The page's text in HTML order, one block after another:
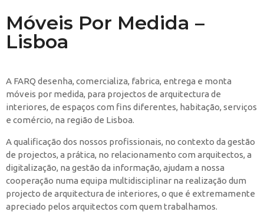
Móveis Por Medida –
Lisboa
A FARQ desenha, comercializa, fabrica, entrega e monta
móveis por medida, para projectos de arquitectura de
interiores, de espaços com fins diferentes, habitação, serviços
e comércio, na região de Lisboa.
A qualificação dos nossos profissionais, no contexto da gestão
de projectos, a prática, no relacionamento com arquitectos, a
digitalização, na gestão da informação, ajudam a nossa
cooperação numa equipa multidisciplinar na realização dum
projecto de arquitectura de interiores, o que é extremamente
apreciado pelos arquitectos com quem trabalhamos.